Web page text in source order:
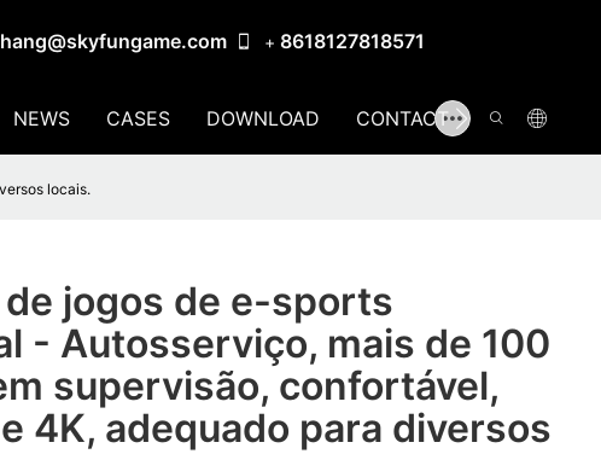
+8618127818571
NEWS CASES DOWNLOAD CONTACT US
locais.
jogos de e-sports
- Autosserviço, mais de 100
supervisão, confortável,
4K, adequado para diversos